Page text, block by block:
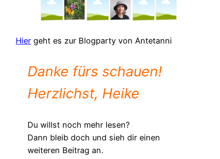
Hier geht es zur Blogparty von Antetanni
Danke fürs schauen!
Herzlichst, Heike
Du willst noch mehr lesen?
Dann bleib doch und sieh dir einen
weiteren Beitrag an.